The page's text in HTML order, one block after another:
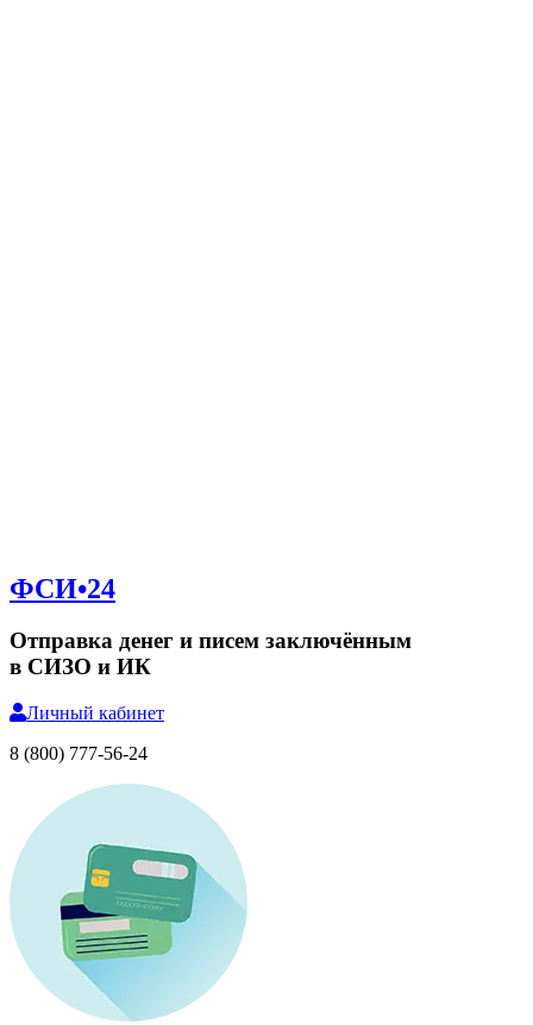
ФСИ•24
Отправка денег и писем заключённым
в СИЗО и ИК
Личный кабинет
8 (800) 777-56-24